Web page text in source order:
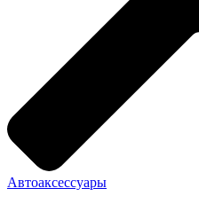
Автоаксессуары